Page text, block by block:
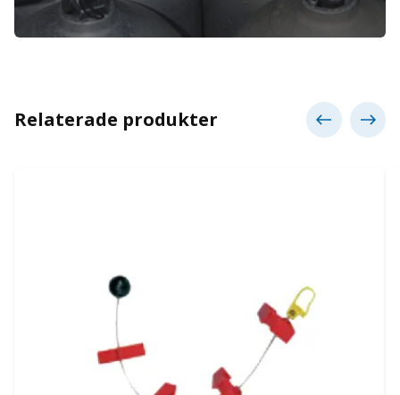
Relaterade produkter